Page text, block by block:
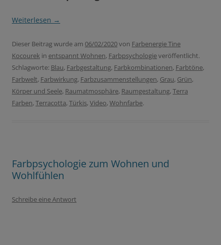
Weiterlesen →
Dieser Beitrag wurde am 06/02/2020von Farbenergie Tine
Kocourek in entspannt Wohnen, Farbpsychologieveröffentlicht.
Schlagworte: Blau, Farbgestaltung, Farbkombinationen, Farbtöne,
Farbwelt, Farbwirkung, Farbzusammenstellungen, Grau, Grün,
Körper und Seele, Raumatmosphäre, Raumgestaltung, Terra
Farben, Terracotta, Türkis, Video, Wohnfarbe.
Farbpsychologie zum Wohnen und
Wohlfühlen
Schreibe eine Antwort